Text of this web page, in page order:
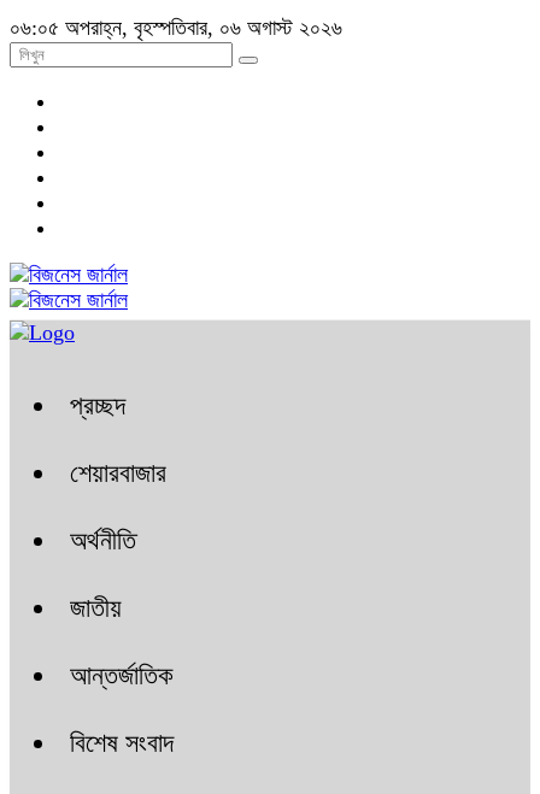
০৬:০৫ অপরাহ্ন, বৃহস্পতিবার, ০৬ অগাস্ট ২০২৬
প্রচ্ছদ
শেয়ারবাজার
অর্থনীতি
জাতীয়
আন্তর্জাতিক
বিশেষ সংবাদ